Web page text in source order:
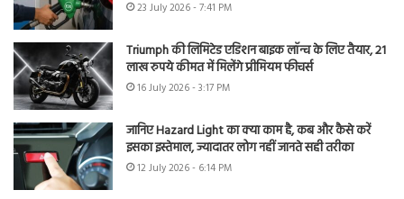
23 July 2026 - 7:41 PM
Triumph की लिमिटेड एडिशन बाइक लॉन्च के लिए तैयार, 21
लाख रुपये कीमत में मिलेंगे प्रीमियम फीचर्स
16 July 2026 - 3:17 PM
जानिए Hazard Light का क्या काम है, कब और कैसे करें
इसका इस्तेमाल, ज्यादातर लोग नहीं जानते सही तरीका
12 July 2026 - 6:14 PM